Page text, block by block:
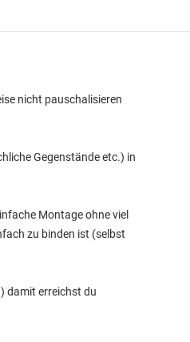
nicht pauschalisieren
Gegenstände etc.) in
Montage ohne viel
zu binden ist (selbst
damit erreichst du